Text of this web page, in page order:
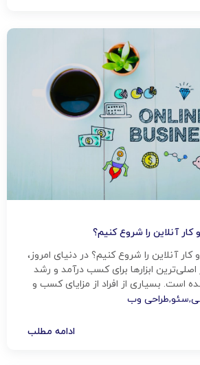
آنلاین را شروع کنیم؟
آنلاین را شروع کنیم؟ در دنیای امروز،
اصلی‌ترین ابزارها برای کسب درآمد و رشد
است. بسیاری از افراد از مزایای کسب و
شده و توانسته‌اند درآمد پایداری برای خود
,سئو,طراحی وب
ادامه مطلب